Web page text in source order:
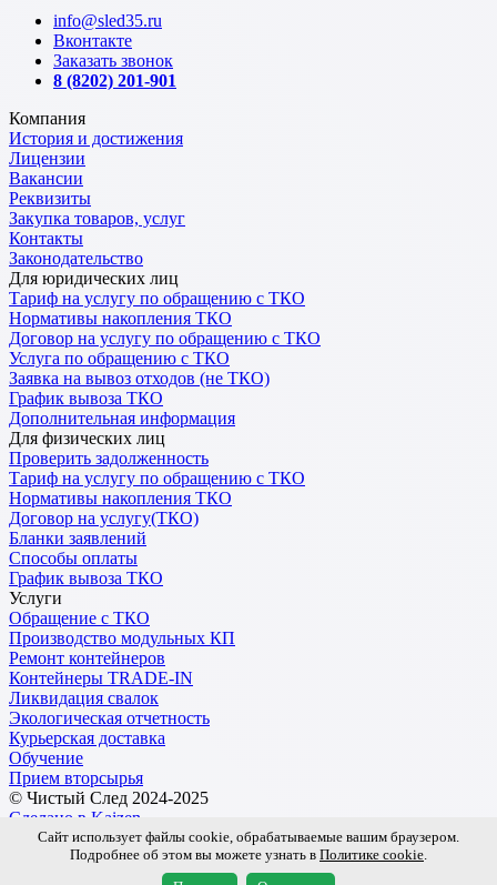
info@sled35.ru
Вконтакте
Заказать звонок
8 (8202) 201-901
Компания
История и достижения
Лицензии
Вакансии
Реквизиты
Закупка товаров, услуг
Контакты
Законодательство
Для юридических лиц
Тариф на услугу по обращению с ТКО
Нормативы накопления ТКО
Договор на услугу по обращению с ТКО
Услуга по обращению с ТКО
Заявка на вывоз отходов (не ТКО)
График вывоза ТКО
Дополнительная информация
Для физических лиц
Проверить задолженность
Тариф на услугу по обращению с ТКО
Нормативы накопления ТКО
Договор на услугу(ТКО)
Бланки заявлений
Способы оплаты
График вывоза ТКО
Услуги
Обращение с ТКО
Производство модульных КП
Ремонт контейнеров
Контейнеры TRADE-IN
Ликвидация свалок
Экологическая отчетность
Курьерская доставка
Обучение
Прием вторсырья
© Чистый След 2024-2025
Сделано в Kaizen
Обработка персональных данных
Пользовательское соглашение
Сайт использует файлы cookie, обрабатываемые вашим браузером.
Подробнее об этом вы можете узнать в Политике cookie.